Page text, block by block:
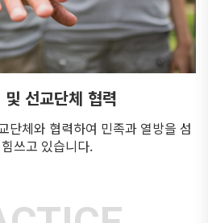
선교단체 협력
단체와 협력하여 민족과 열방을 섬
쓰고 있습니다.